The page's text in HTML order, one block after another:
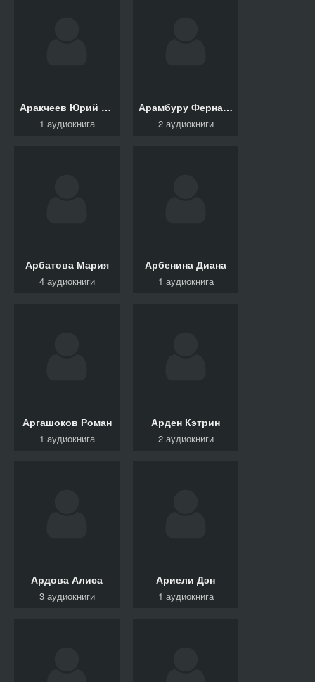
Аракчеев Юрий Сергеевич
1 аудиокнига
Арамбуру Фернандо
2 аудиокниги
Арбатова Мария
4 аудиокниги
Арбенина Диана
1 аудиокнига
Аргашоков Роман
1 аудиокнига
Арден Кэтрин
2 аудиокниги
Ардова Алиса
3 аудиокниги
Ариели Дэн
1 аудиокнига